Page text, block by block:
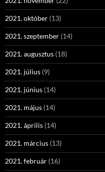
2021. október (13)
2021. szeptember (14)
2021. augusztus (18)
2021. július (9)
2021. június (14)
2021. május (14)
2021. április (14)
2021. március (13)
2021. február (16)